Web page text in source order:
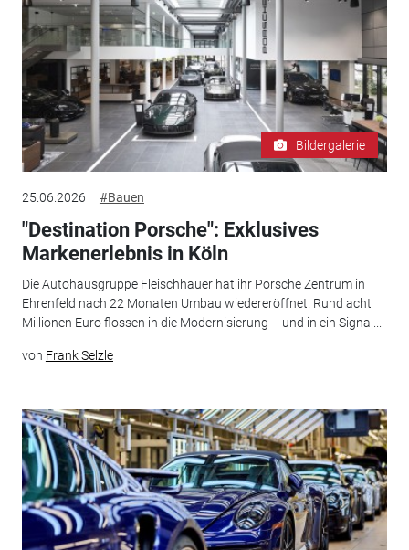
Bildergalerie
25.06.2026 #Bauen
"Destination Porsche": Exklusives
Markenerlebnis in Köln
Die Autohausgruppe Fleischhauer hat ihr Porsche Zentrum in
Ehrenfeld nach 22 Monaten Umbau wiedereröffnet. Rund acht
Millionen Euro flossen in die Modernisierung – und in ein Signal...
von Frank Selzle